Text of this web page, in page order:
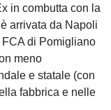
in combutta con la
arrivata da Napoli
di Pomigliano
meno
e statale (con
fabbrica e nelle